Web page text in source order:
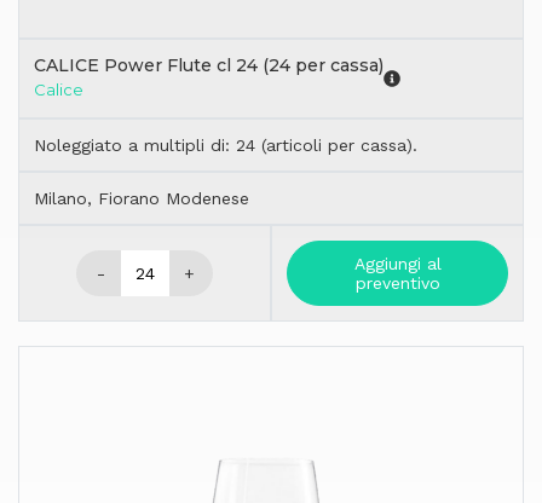
CALICE Power Flute cl 24 (24 per cassa)
Calice
Noleggiato a multipli di: 24 (articoli per cassa).
Milano, Fiorano Modenese
- +
Aggiungi al
preventivo